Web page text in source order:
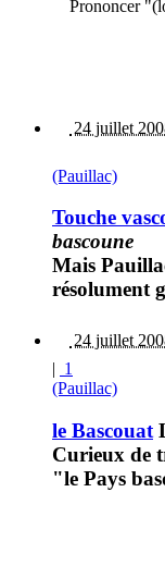
Prononcer
24 juillet
(Pauillac)
Touche
bascoune
Mais
résolument
24 juillet
| 1
(Pauillac)
le Bascouat
Curieux de
"le Pays